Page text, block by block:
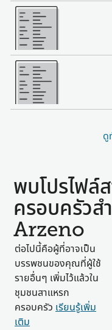
มากขึ้น
มากขึ้น
ดู
พบโปรไฟล์
ครอบครัวส
Arzeno
ต่อไปนี้คือผู้ที่อาจเป็น
บรรพชนของคุณที่ผู้ใช้
รายอื่นๆ เพิ่มไว้แล้วใน
ชุมชนสาแหรก
ครอบครัว เรียนรู้เพิ่ม
เติม